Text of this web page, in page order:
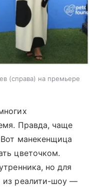
(справа) на премьере
Правда, чаще
манекенщица
цветочком.
но для
из реалити-шоу —